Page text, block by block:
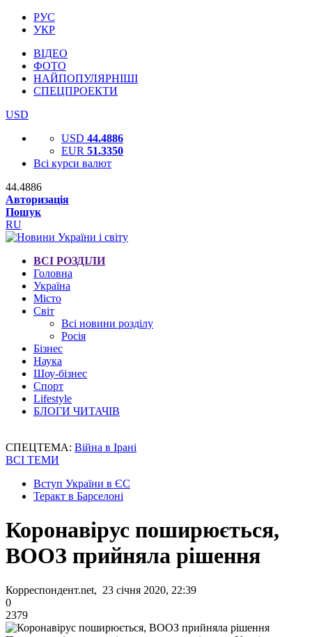
РУС
УКР
ВІДЕО
ФОТО
НАЙПОПУЛЯРНІШІ
СПЕЦПРОЕКТИ
USD
USD 44.4886
EUR 51.3350
Всі курси валют
44.4886
Авторизація
Пошук
RU
ВСІ РОЗДІЛИ
Головна
Україна
Місто
Світ
Всі новини розділу
Росія
Бізнес
Наука
Шоу-бізнес
Спорт
Lifestyle
БЛОГИ ЧИТАЧІВ
СПЕЦТЕМА: Війна в Ірані
ВСІ ТЕМИ
Вступ України в ЄС
Теракт в Барселоні
Коронавірус поширюється,
ВООЗ прийняла рішення
Корреспондент.net, 23 січня 2020, 22:39
0
2379